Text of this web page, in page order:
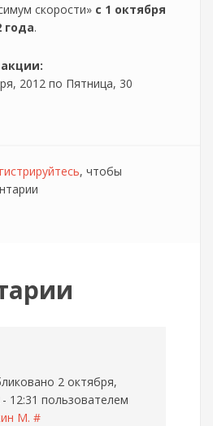
скорости» с 1 октября
года.
2012 по Пятница, 30
, чтобы
2 октября,
- 12:31 пользователем
М. #